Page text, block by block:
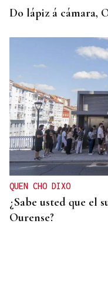
Do lápiz á cámara,
QUEN CHO DIXO
¿Sabe usted que el
Ourense?